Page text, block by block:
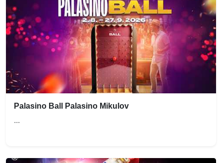
Palasino Ball Palasino Mikulov
...